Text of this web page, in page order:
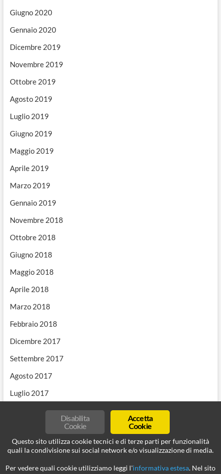
Giugno 2020
Gennaio 2020
Dicembre 2019
Novembre 2019
Ottobre 2019
Agosto 2019
Luglio 2019
Giugno 2019
Maggio 2019
Aprile 2019
Marzo 2019
Gennaio 2019
Novembre 2018
Ottobre 2018
Giugno 2018
Maggio 2018
Aprile 2018
Marzo 2018
Febbraio 2018
Dicembre 2017
Settembre 2017
Agosto 2017
Luglio 2017
Disabilita
Cookie
Accetta
Cookie
Questo sito utilizza cookie tecnici e di terze parti per funzionalità
quali la condivisione sui social network e/o visualizzazione di media.
Per vedere quali cookie utilizziamo leggi l'informativa estesa. Nel sito